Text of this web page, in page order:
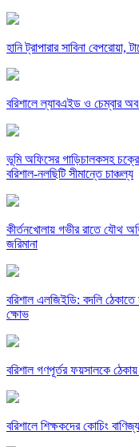
হানি ট্রাপারার সাবিনা বেপরোয়া,
বরিশালে ল্যাবএইড ও চেম্বার
‎ভূমি অফিসের গাড়িচালকসহ
বরিশাল-নলছিটি সীমান্তে চাঞ্চল্য
কীর্তনখোলায় গভীর রাতে যৌথ
জরিমানা
বরিশাল এলজিইডি: বদলি ঠেকাতে
ক্ষোভ
বরিশাল গণপূর্তর ফয়সালকে
বরিশালে শিক্ষকদের কোচিং